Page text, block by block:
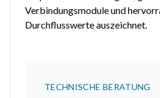
Verbindungsmodule und
Durchflusswerte auszeichnet.
TECHNISCHE BERATUNG